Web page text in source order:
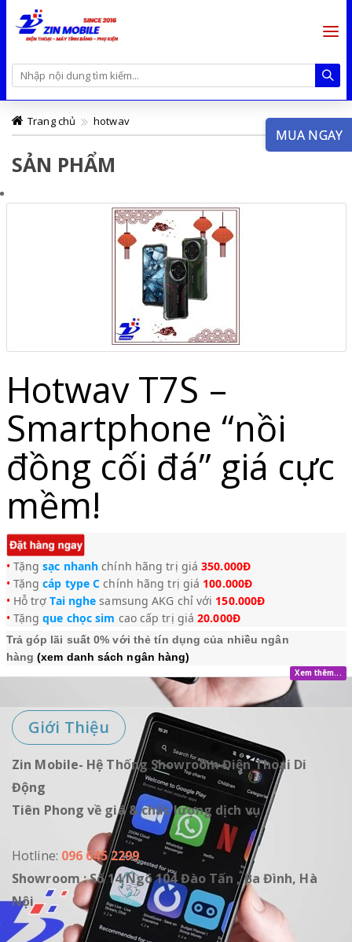
Trang chủ hotwav
SẢN PHẨM
Hotwav T7S –
Smartphone “nồi
đồng cối đá” giá cực
mềm!
• Tặngsạc nhanh chính hãng trị giá350.000Đ
•Tặngcáp type C chính hãng trị giá 100.000Đ
• Hỗ trợTai nghe samsung AKG chỉ với 150.000Đ
•Tặngque chọc sim cao cấp trị giá 20.000Đ
Trả góp lãi suất 0% với thẻ tín dụng của nhiều ngân
hàng (xem danh sách ngân hàng)
Xem thêm...
Giới Thiệu
Zin Mobile- Hệ Thống Showroom Điện Thoại Di
Động
Tiên Phong về giá & chất lượng dịch vụ
Hotline: 096 645 2299
Showroom : Số 14 Ngõ 104 Đào Tấn , Ba Đình, Hà
Nội
MUA NGAY